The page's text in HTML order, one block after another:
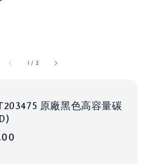
1 / 2
原廠黑色高容量碳